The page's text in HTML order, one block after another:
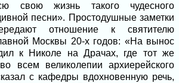
свою жизнь такого чудесного
песни». Простодушные заметки
отношение к святителю
Москвы 20-х годов: «На вынос
к Николе на Драчах, где тот же
всем великолепии архиерейского
с кафедры вдохновенную речь,